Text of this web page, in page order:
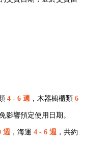
4 - 6 週 ，木器櫥櫃類 6
影響預定使用日期。
週 ，海運 4 - 6 週 ，共約